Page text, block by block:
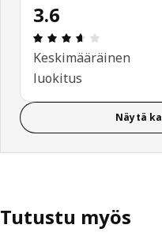
3.6
: 3.6 / 5
Keskimääräinen
luokitus
Näytä
Tutustu myös